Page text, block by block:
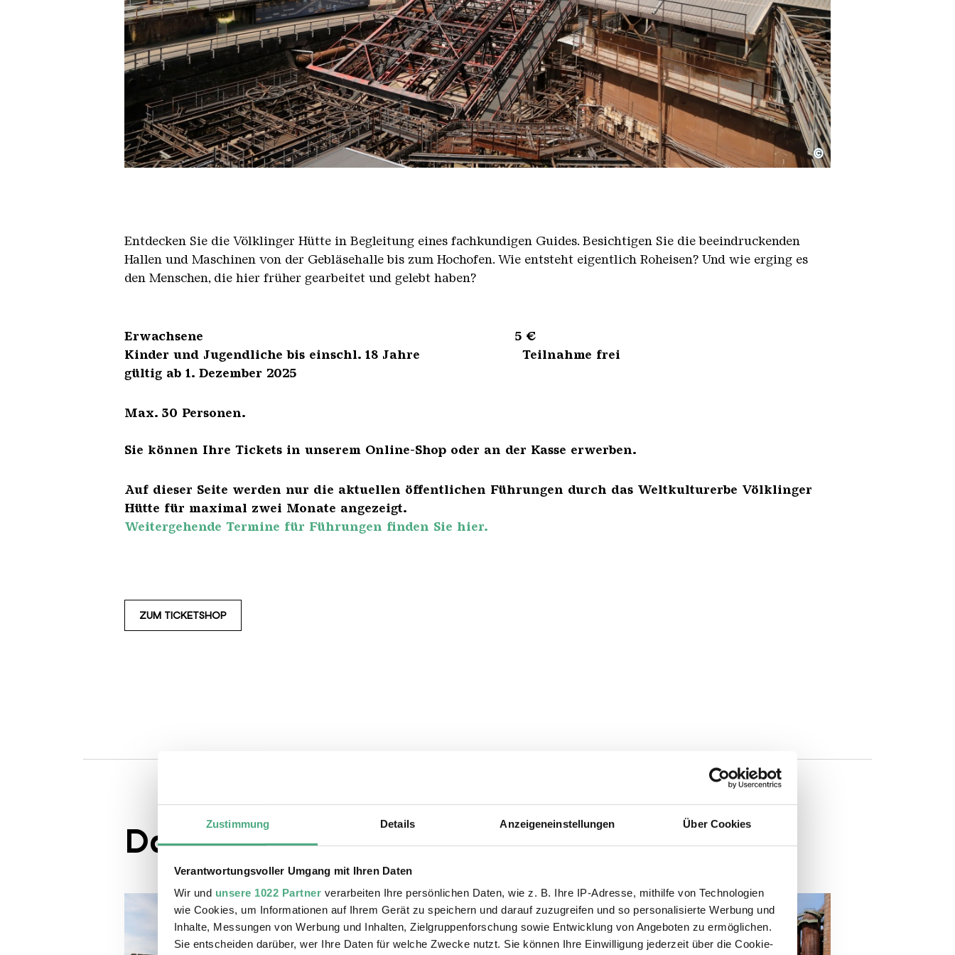
Zustimmung Details Anzeigeneinstellungen Über Cookies
Verantwortungsvoller Umgang mit Ihren Daten
Wir und unsere 1022 Partner verarbeiten Ihre persönlichen Daten, wie z. B. Ihre IP-Adresse, mithilfe von Technologien
wie Cookies, um Informationen auf Ihrem Gerät zu speichern und darauf zuzugreifen und so personalisierte Werbung und
Inhalte, Messungen von Werbung und Inhalten, Zielgruppenforschung sowie Entwicklung von Angeboten zu ermöglichen.
Sie entscheiden darüber, wer Ihre Daten für welche Zwecke nutzt. Sie können Ihre Einwilligung jederzeit über die Cookie-
Der Erzschrägaufzug der Völklinger Hütte mit dem Gasometer im Hintergrund
Copyright: Weltkulturerbe Völklinger Hütte | Karl Heinrich Veith
©
Entdecken Sie die Völklinger Hütte in Begleitung eines fachkundigen Guides. Besichtigen Sie die beeindruckenden
Hallen und Maschinen von der Gebläsehalle bis zum Hochofen. Wie entsteht eigentlich Roheisen? Und wie erging es
den Menschen, die hier früher gearbeitet und gelebt haben?
Erwachsene 5 €
Kinder und Jugendliche bis einschl. 18 Jahre Teilnahme frei
gültig ab 1. Dezember 2025
Max. 30 Personen.
Sie können Ihre Tickets in unserem Online-Shop oder an der Kasse erwerben.
Auf dieser Seite werden nur die aktuellen öffentlichen Führungen durch das Weltkulturerbe Völklinger
Hütte für maximal zwei Monate angezeigt.
Weitergehende Termine für Führungen finden Sie hier.
ZUM TICKETSHOP
Das könnte Sie auch interessieren